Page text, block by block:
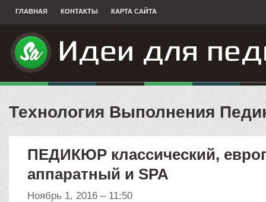
ГЛАВНАЯ КОНТАКТЫ КАРТА САЙТА
Технология Выполнения
ПЕДИКЮР классический,
аппаратный и SPA
Ноябрь 1, 2016 – 11:50